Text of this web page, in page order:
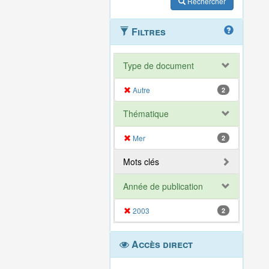
Filtres
Type de document
Autre 2
Thématique
Mer 2
Mots clés
Année de publication
2003 2
Accès direct